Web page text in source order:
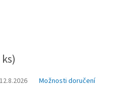
12.8.2026 Možnosti doručení